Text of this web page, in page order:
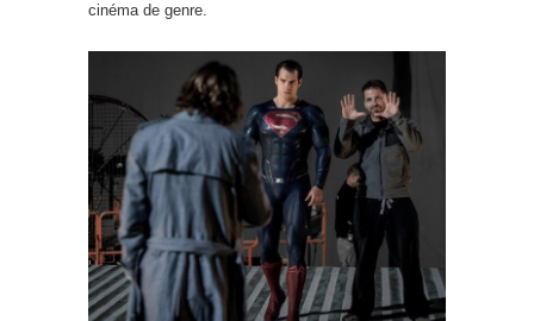
cinéma de genre.